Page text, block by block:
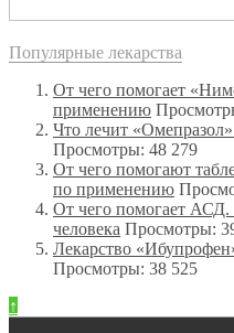
Популярные лекарства
От чего помогает
применению
Что лечит
Просмотры: 48 279
От чего помогают
по применению
От чего помогает
человека Просмотры:
Лекарство
Просмотры: 38 525
↑